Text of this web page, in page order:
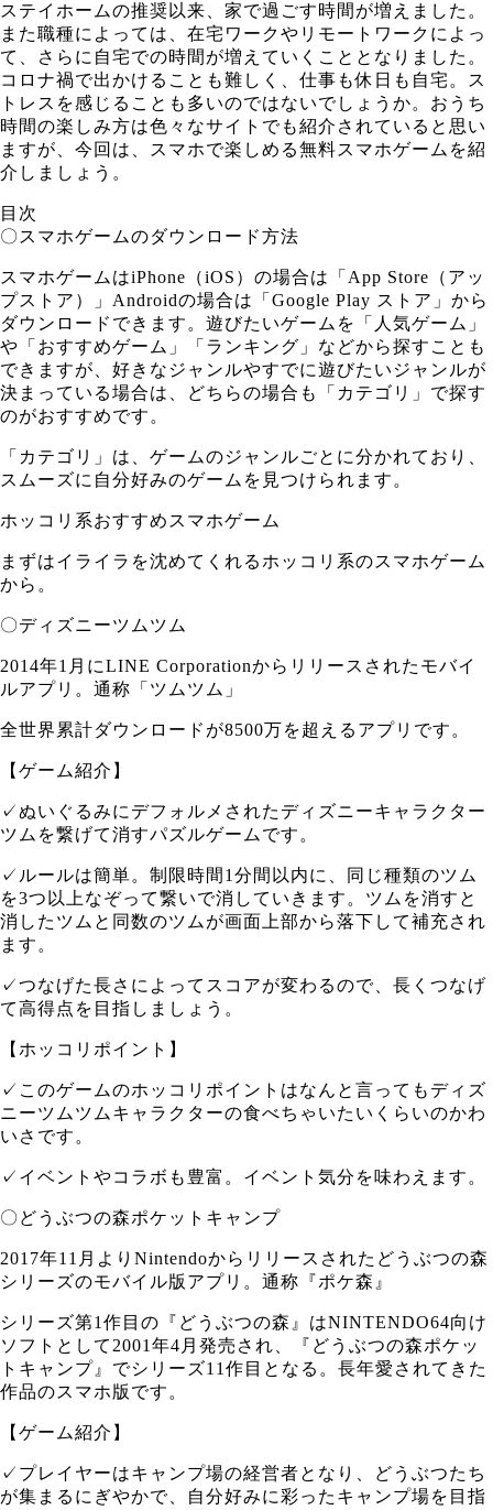
ステイホームの推奨以来、家で過ごす時間が増えました。
また職種によっては、在宅ワークやリモートワークによっ
て、さらに自宅での時間が増えていくこととなりました。
コロナ禍で出かけることも難しく、仕事も休日も自宅。ス
トレスを感じることも多いのではないでしょうか。おうち
時間の楽しみ方は色々なサイトでも紹介されていると思い
ますが、今回は、スマホで楽しめる無料スマホゲームを紹
介しましょう。
目次
〇スマホゲームのダウンロード方法
スマホゲームはiPhone（iOS）の場合は「App Store（アッ
プストア）」Androidの場合は「Google Play ストア」から
ダウンロードできます。遊びたいゲームを「人気ゲーム」
や「おすすめゲーム」「ランキング」などから探すことも
できますが、好きなジャンルやすでに遊びたいジャンルが
決まっている場合は、どちらの場合も「カテゴリ」で探す
のがおすすめです。
「カテゴリ」は、ゲームのジャンルごとに分かれており、
スムーズに自分好みのゲームを見つけられます。
ホッコリ系おすすめスマホゲーム
まずはイライラを沈めてくれるホッコリ系のスマホゲーム
から。
〇ディズニーツムツム
2014年1月にLINE Corporationからリリースされたモバイ
ルアプリ。通称「ツムツム」
全世界累計ダウンロードが8500万を超えるアプリです。
【ゲーム紹介】
✓ぬいぐるみにデフォルメされたディズニーキャラクター
ツムを繋げて消すパズルゲームです。
✓ルールは簡単。制限時間1分間以内に、同じ種類のツム
を3つ以上なぞって繋いで消していきます。ツムを消すと
消したツムと同数のツムが画面上部から落下して補充され
ます。
✓つなげた長さによってスコアが変わるので、長くつなげ
て高得点を目指しましょう。
【ホッコリポイント】
✓このゲームのホッコリポイントはなんと言ってもディズ
ニーツムツムキャラクターの食べちゃいたいくらいのかわ
いさです。
✓イベントやコラボも豊富。イベント気分を味わえます。
〇どうぶつの森ポケットキャンプ
2017年11月よりNintendoからリリースされたどうぶつの森
シリーズのモバイル版アプリ。通称『ポケ森』
シリーズ第1作目の『どうぶつの森』はNINTENDO64向け
ソフトとして2001年4月発売され、『どうぶつの森ポケッ
トキャンプ』でシリーズ11作目となる。長年愛されてきた
作品のスマホ版です。
【ゲーム紹介】
✓プレイヤーはキャンプ場の経営者となり、どうぶつたち
が集まるにぎやかで、自分好みに彩ったキャンプ場を目指